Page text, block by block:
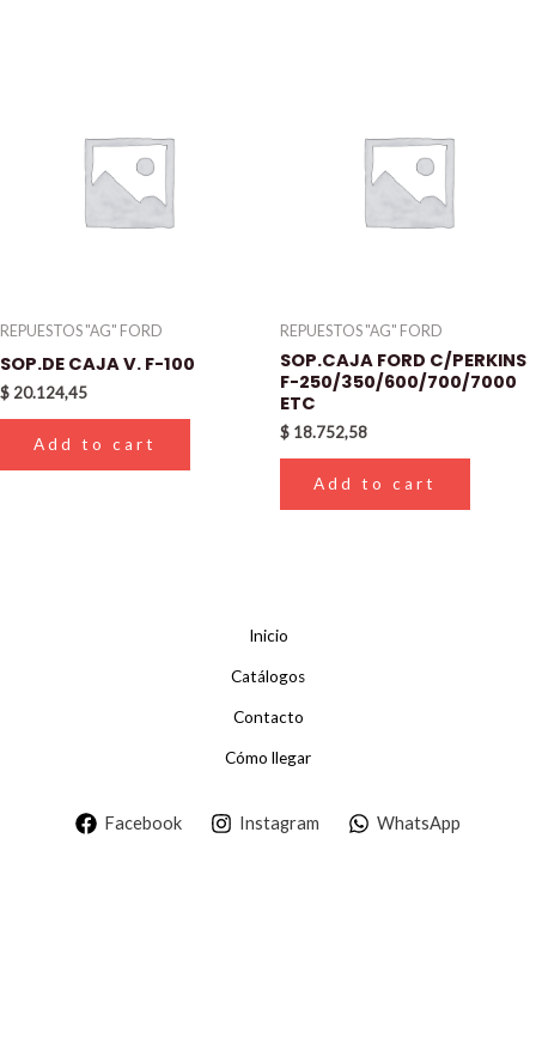
REPUESTOS "AG" FORD
SOP.DE CAJA V. F-100
$ 20.124,45
Add to cart
REPUESTOS "AG" FORD
SOP.CAJA FORD C/PERKINS
F-250/350/600/700/7000
ETC
$ 18.752,58
Add to cart
Inicio
Catálogos
Contacto
Cómo llegar
Facebook Instagram WhatsApp